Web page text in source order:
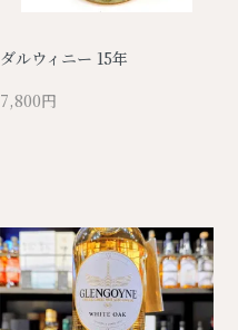
ダルウィニー 15年
7,800円